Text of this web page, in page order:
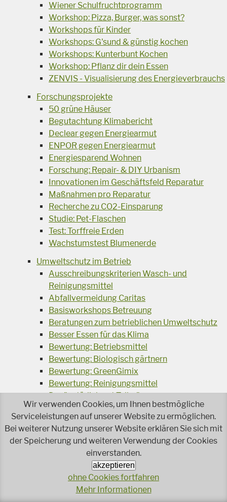
Wiener Schulfruchtprogramm
Workshop: Pizza, Burger, was sonst?
Workshops für Kinder
Workshops: G'sund & günstig kochen
Workshops: Kunterbunt Kochen
Workshop: Pflanz dir dein Essen
ZENVIS - Visualisierung des Energieverbrauchs
Forschungsprojekte
50 grüne Häuser
Begutachtung Klimabericht
Declear gegen Energiearmut
ENPOR gegen Energiearmut
Energiesparend Wohnen
Forschung: Repair- & DIY Urbanism
Innovationen im Geschäftsfeld Reparatur
Maßnahmen pro Reparatur
Recherche zu CO2-Einsparung
Studie: Pet-Flaschen
Test: Torffreie Erden
Wachstumstest Blumenerde
Umweltschutz im Betrieb
Ausschreibungskriterien Wasch- und
Reinigungsmittel
Abfallvermeidung Caritas
Basisworkshops Betreuung
Beratungen zum betrieblichen Umweltschutz
Besser Essen für das Klima
Bewertung: Betriebsmittel
Bewertung: Biologisch gärtnern
Bewertung: GreenGimix
Bewertung: Reinigungsmittel
Der "natürlich gut Teller"
Energiewende - Powerdown
Energie- und Abfallbeauftragte
Genussbox
Handtuch Spendersysteme
Mehrweg für Take-Away
Müll-Trenn-Kampagne
Nachhaltige Gartenprodukte
Nachhaltigkeitssiegel
Wir verwenden Cookies, um Ihnen bestmögliche
Serviceleistungen auf unserer Website zu ermöglichen.
Bei weiterer Nutzung unserer Website erklären Sie sich mit
der Speicherung und weiteren Verwendung der Cookies
einverstanden.
akzeptieren
ohne Cookies fortfahren
Mehr Informationen